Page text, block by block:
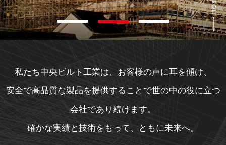
1 2 3
私たち中央ビルト工業は、お客様の声に耳を傾け、
安全で高品質な製品を提供することで世の中の役に立つ
会社であり続けます。
確かな実績と技術をもって、ともに未来へ。